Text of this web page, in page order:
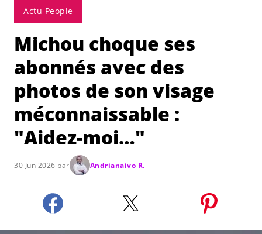
Actu People
Michou choque ses
abonnés avec des
photos de son visage
méconnaissable :
"Aidez-moi…"
30 Jun 2026 par Andrianaivo R.